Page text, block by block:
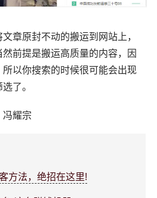
章原封不动的搬运到网站上，
前提是搬运高质量的内容，因
以你搜索的时候很可能会出现
了。
冯耀宗
方法，绝招在这里!